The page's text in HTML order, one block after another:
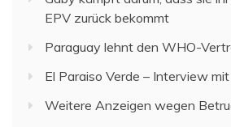
EPV zurück bekommt
Paraguay lehnt den WHO-
El Paraiso Verde – Interview
Weitere Anzeigen wegen